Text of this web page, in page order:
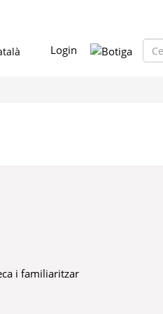
Login
i familiaritzar